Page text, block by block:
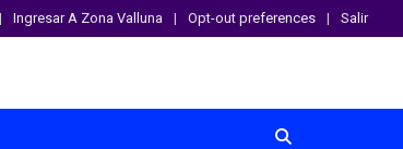
Ingresar A Zona Valluna Opt-out preferences Salir